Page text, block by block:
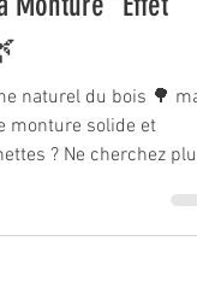
naturel du bois 🌳
monture solide et
? Ne cherchez